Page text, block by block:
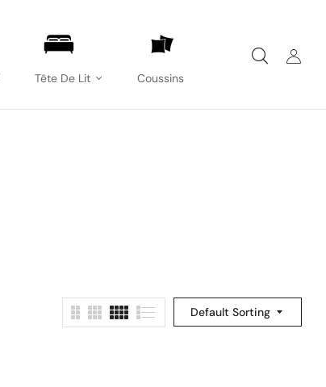
Tête De Lit Coussins
Default Sorting